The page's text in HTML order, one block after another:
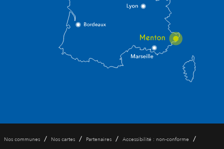
Nos communes / Nos cartes / Partenaires / Accessibilité : non-conforme /